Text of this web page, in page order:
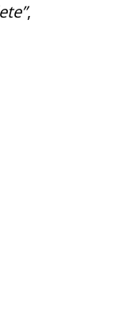
,